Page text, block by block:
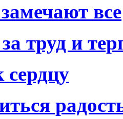
все
труд и
сердцу